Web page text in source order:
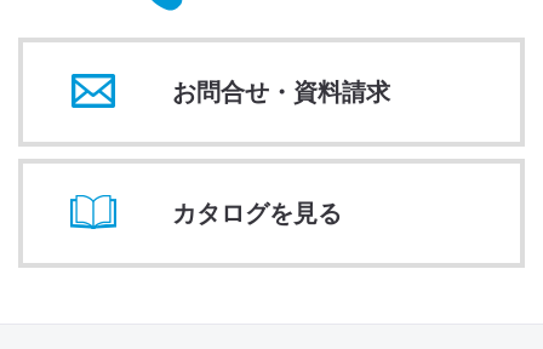
お問合せ・資料請求
カタログを見る